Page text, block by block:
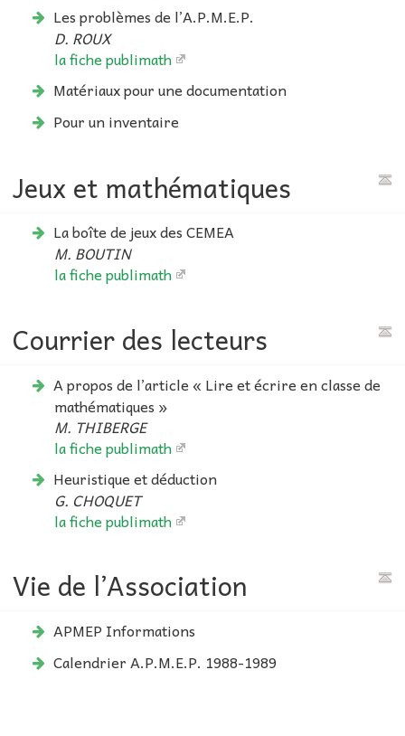
Les problèmes de l’A.P.M.E.P.
D. ROUX
la fiche publimath
Matériaux pour une documentation
Pour un inventaire
Jeux et mathématiques
La boîte de jeux des CEMEA
M. BOUTIN
la fiche publimath
Courrier des lecteurs
A propos de l’article « Lire et écrire en classe de
mathématiques »
M. THIBERGE
la fiche publimath
Heuristique et déduction
G. CHOQUET
la fiche publimath
Vie de l’Association
APMEP Informations
Calendrier A.P.M.E.P. 1988-1989